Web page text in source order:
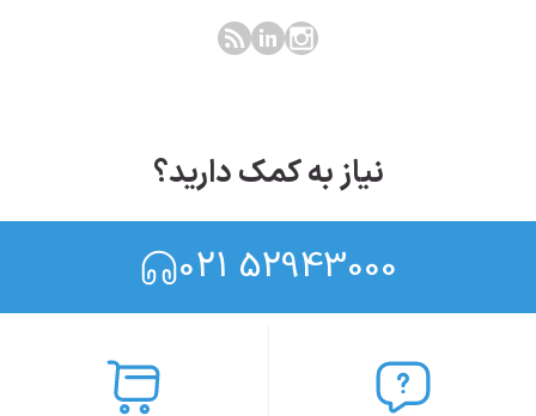
نیاز به کمک دارید؟
021 52943000